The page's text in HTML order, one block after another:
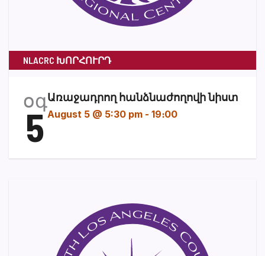
NLACRC ԽՈՐՀՈՒՐԴ
օգ
5
Առաջադրող հանձնաժողովի նիստ
August 5 @ 5:30 pm - 19։00